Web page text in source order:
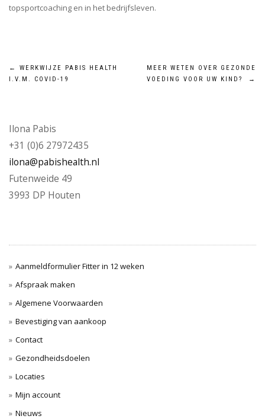
topsportcoaching en in het bedrijfsleven.
Bericht
←
WERKWIJZE PABIS HEALTH
I.V.M. COVID-19
MEER WETEN OVER GEZONDE
VOEDING VOOR UW KIND?
→
Ilona Pabis
+31 (0)6 27972435
ilona@pabishealth.nl
Futenweide 49
3993 DP Houten
Aanmeldformulier Fitter in 12 weken
Afspraak maken
Algemene Voorwaarden
Bevestiging van aankoop
Contact
Gezondheidsdoelen
Locaties
Mijn account
Nieuws